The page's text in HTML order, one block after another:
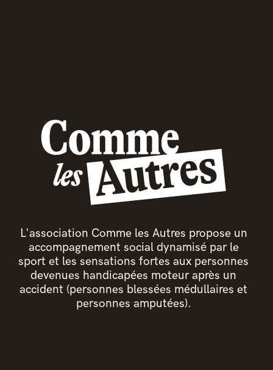
L'association Comme les Autres propose un
accompagnement social dynamisé par le
sport et les sensations fortes aux personnes
devenues handicapées moteur après un
accident (personnes blessées médullaires et
personnes amputées).